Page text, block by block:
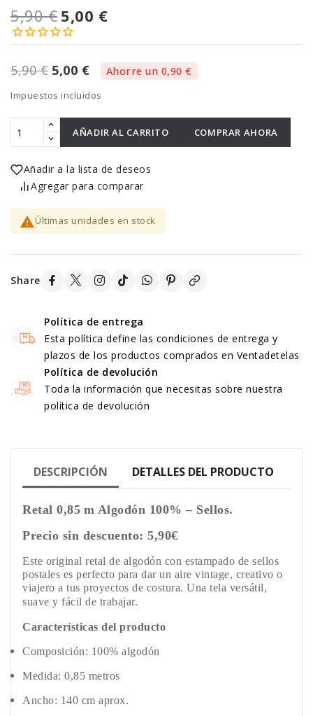
5,90 € 5,00 €
5,90 € 5,00 € Ahorre un 0,90 €
Impuestos incluidos
AÑADIR AL CARRITO COMPRAR AHORA
Añadir a la lista de deseos
Agregar para comparar
Últimas unidades en stock
Share
Política de entrega
Esta política define las condiciones de entrega y
plazos de los productos comprados en Ventadetelas
Política de devolución
Toda la información que necesitas sobre nuestra
política de devolución
DESCRIPCIÓN DETALLES DEL PRODUCTO
Retal 0,85 m Algodón 100% – Sellos.
Precio sin descuento: 5,90€
Este original retal de algodón con estampado de sellos
postales es perfecto para dar un aire vintage, creativo o
viajero a tus proyectos de costura. Una tela versátil,
suave y fácil de trabajar.
Características del producto
Composición: 100% algodón
Medida: 0,85 metros
Ancho: 140 cm aprox.